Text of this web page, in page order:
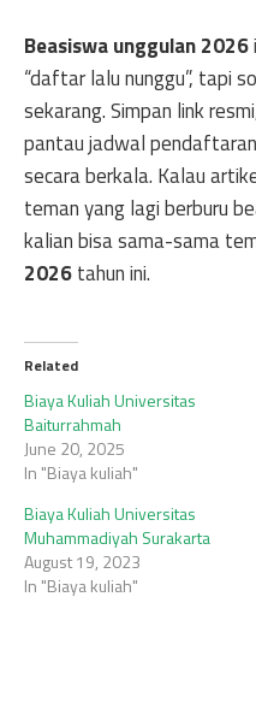
Beasiswa unggulan 2026
“daftar lalu nunggu”, tapi
sekarang. Simpan link
pantau jadwal pendaftaran
secara berkala. Kalau
teman yang lagi berburu
kalian bisa sama-sama
2026tahun ini.
Related
Biaya Kuliah Universitas
Baiturrahmah
June 20, 2025
In "Biaya kuliah"
Biaya Kuliah Universitas
Muhammadiyah Surakarta
August 19, 2023
In "Biaya kuliah"